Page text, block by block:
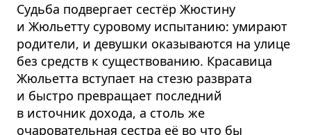
Судьба подвергает сестёр Жюстину
и Жюльетту суровому испытанию: умирают
родители, и девушки оказываются на улице
без средств к существованию. Красавица
Жюльетта вступает на стезю разврата
и быстро превращает последний
в источник дохода, а столь же
очаровательная сестра её во что бы